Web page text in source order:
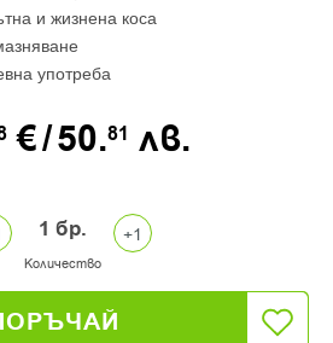
и жизнена коса
употреба
€/50.81 лв.
1 бр.
Количество